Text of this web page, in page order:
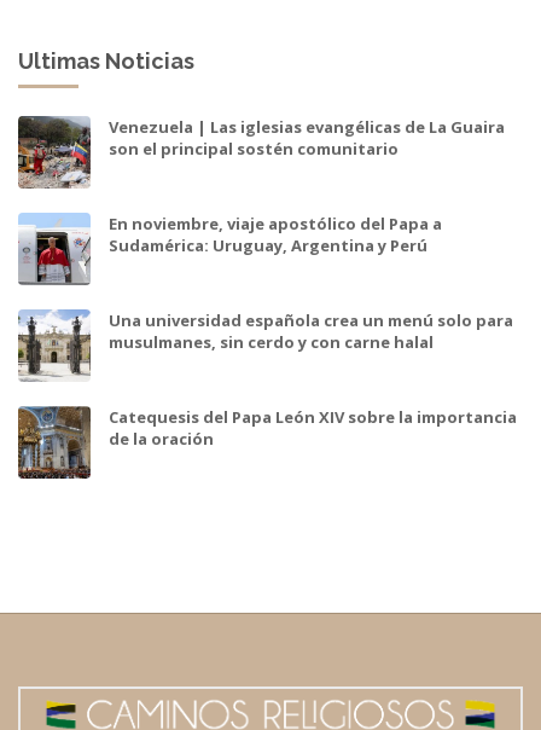
Ultimas Noticias
Venezuela | Las iglesias evangélicas de La Guaira
son el principal sostén comunitario
En noviembre, viaje apostólico del Papa a
Sudamérica: Uruguay, Argentina y Perú
Una universidad española crea un menú solo para
musulmanes, sin cerdo y con carne halal
Catequesis del Papa León XIV sobre la importancia
de la oración